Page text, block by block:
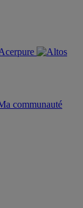
communauté